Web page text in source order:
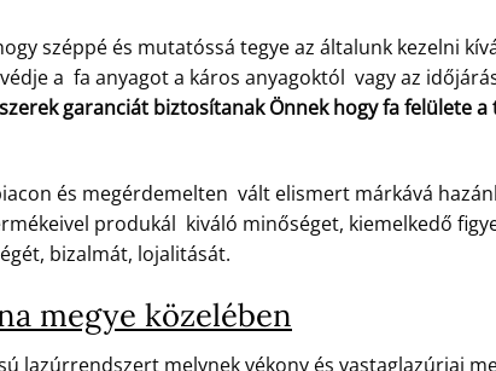
széppé és mutatóssá tegye az általunk kezelni
a fa anyagot a káros anyagoktól vagy az
garanciát biztosítanak Önnek hogy fa felülete
és megérdemelten vált elismert márkává
produkál kiváló minőséget, kiemelkedő
bizalmát, lojalitását.
megye közelében
lazúrrendszert melynek vékony és vastaglazúrjai